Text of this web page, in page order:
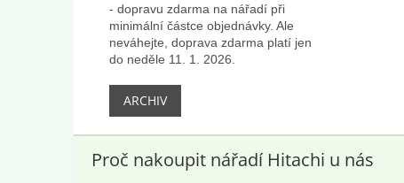
- dopravu zdarma na nářadí při
minimální částce objednávky. Ale
neváhejte, doprava zdarma platí jen
do neděle 11. 1. 2026.
ARCHIV
Proč nakoupit nářadí Hitachi u nás